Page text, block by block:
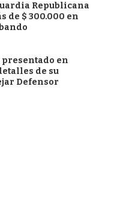
Republicana
de $ 300.000 en
en
de su
Defensor